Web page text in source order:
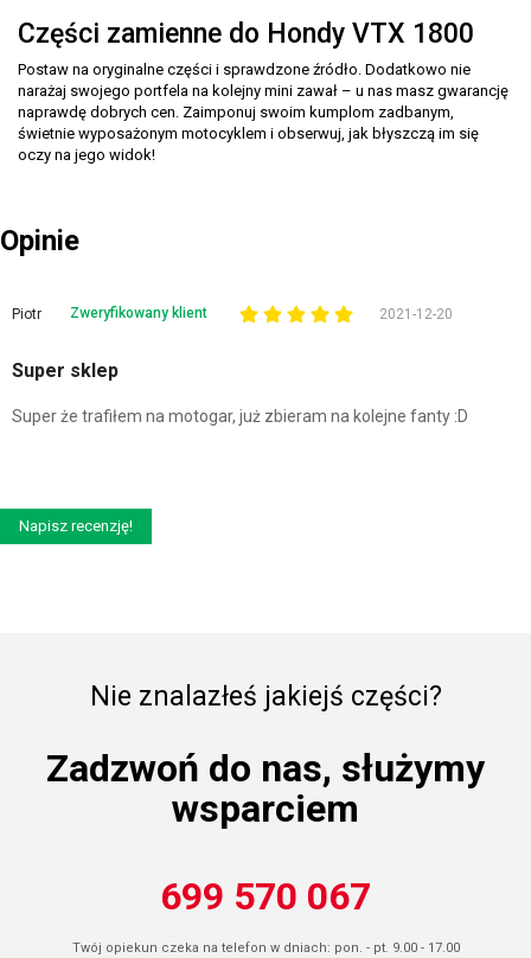
Części zamienne do Hondy VTX 1800
Postaw na oryginalne części i sprawdzone źródło. Dodatkowo nie
narażaj swojego portfela na kolejny mini zawał – u nas masz gwarancję
naprawdę dobrych cen. Zaimponuj swoim kumplom zadbanym,
świetnie wyposażonym motocyklem i obserwuj, jak błyszczą im się
oczy na jego widok!
Opinie
Piotr Zweryfikowany klient 2021-12-20
Super sklep
Super że trafiłem na motogar, już zbieram na kolejne fanty :D
Napisz recenzję!
Nie znalazłeś jakiejś części?
Zadzwoń do nas, służymy
wsparciem
699 570 067
Twój opiekun czeka na telefon w dniach: pon. - pt. 9.00 - 17.00